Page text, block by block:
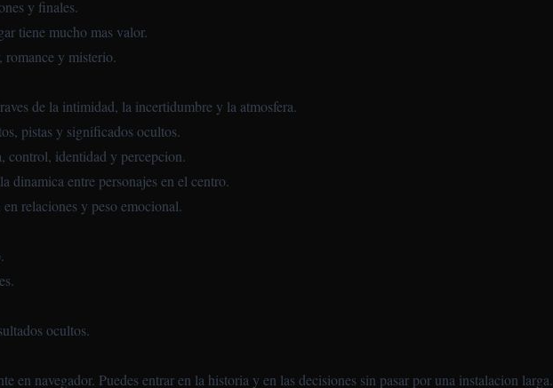
y finales.
tiene mucho mas valor.
romance y misterio.
de la intimidad, la incertidumbre y la atmosfera.
pistas y significados ocultos.
control, identidad y percepcion.
dinamica entre personajes en el centro.
relaciones y peso emocional.
ocultos.
en navegador. Puedes entrar en la historia y en las decisiones sin pasar por una instalacion larga.